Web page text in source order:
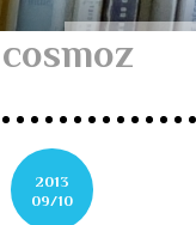
cosmoz
2013
09/10